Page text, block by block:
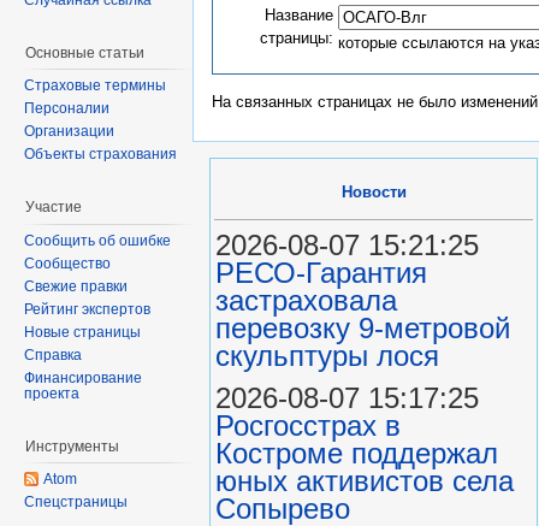
Название
страницы: которые ссылаются на
На связанных страницах не было
Основные статьи
Страховые термины
Персоналии
Организации
Объекты страхования
Участие
Сообщить об ошибке
Сообщество
Свежие правки
Рейтинг экспертов
Новые страницы
Справка
Финансирование
проекта
Инструменты
Atom
Спецстраницы
Новости
2026-08-07 15:21:25
РЕСО-Гарантия
застраховала
перевозку 9-метровой
скульптуры лося
2026-08-07 15:17:25
Росгосстрах в
Костроме поддержал
юных активистов села
Сопырево